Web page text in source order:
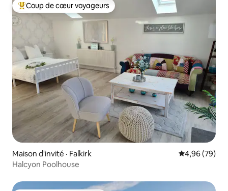
Coup de cœur voyageurs parmi les plus aimés
Coup de cœur voyageurs
Maison d'invité · Falkirk Note
4,96 (79)
Halcyon Poolhouse